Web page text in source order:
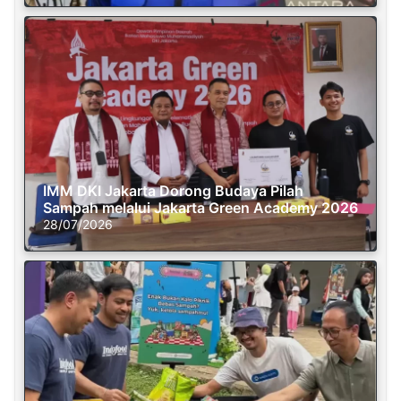
IMM DKI Jakarta Dorong Budaya Pilah
Sampah melalui Jakarta Green Academy 2026
28/07/2026